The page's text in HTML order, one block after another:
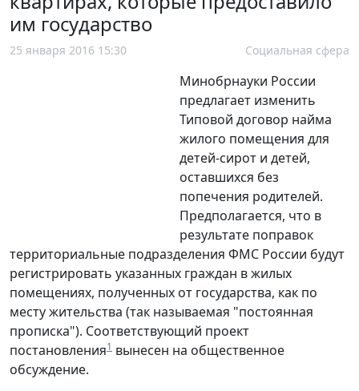
им государство
25 января 2016 15:30 Социальная сфера
Минобрнауки России
предлагает изменить
Типовой договор найма
жилого помещения для
детей-сирот и детей,
оставшихся без
попечения родителей.
Предполагается, что в
результате поправок
территориальные подразделения ФМС России будут
регистрировать указанных граждан в жилых
помещениях, полученных от государства, как по
месту жительства (так называемая "постоянная
прописка"). Соответствующий проект
постановления1 вынесен на общественное
обсуждение.